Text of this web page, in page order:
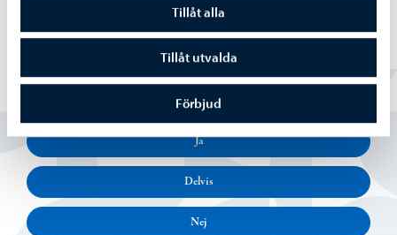
Tillåt alla
Tillåt utvalda
Förbjud
Hittade du vad du sökte?
Ja
Delvis
Nej